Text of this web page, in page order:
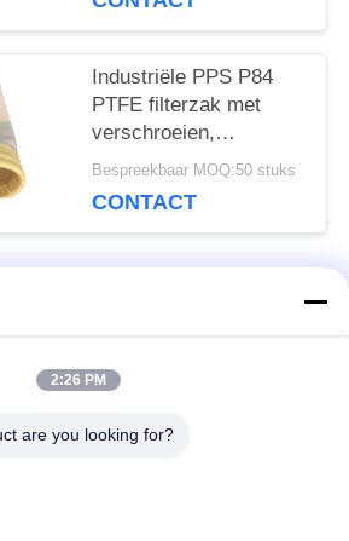
stofverzamelsystemen
Industriële PPS P84
PTFE filterzak met
verschroeien,
kalanderen en PTFE-
voor stof filtratie in
Bespreekbaar MOQ:50 stuks
CONTACT
Alle
2:26 PM
are you looking for?